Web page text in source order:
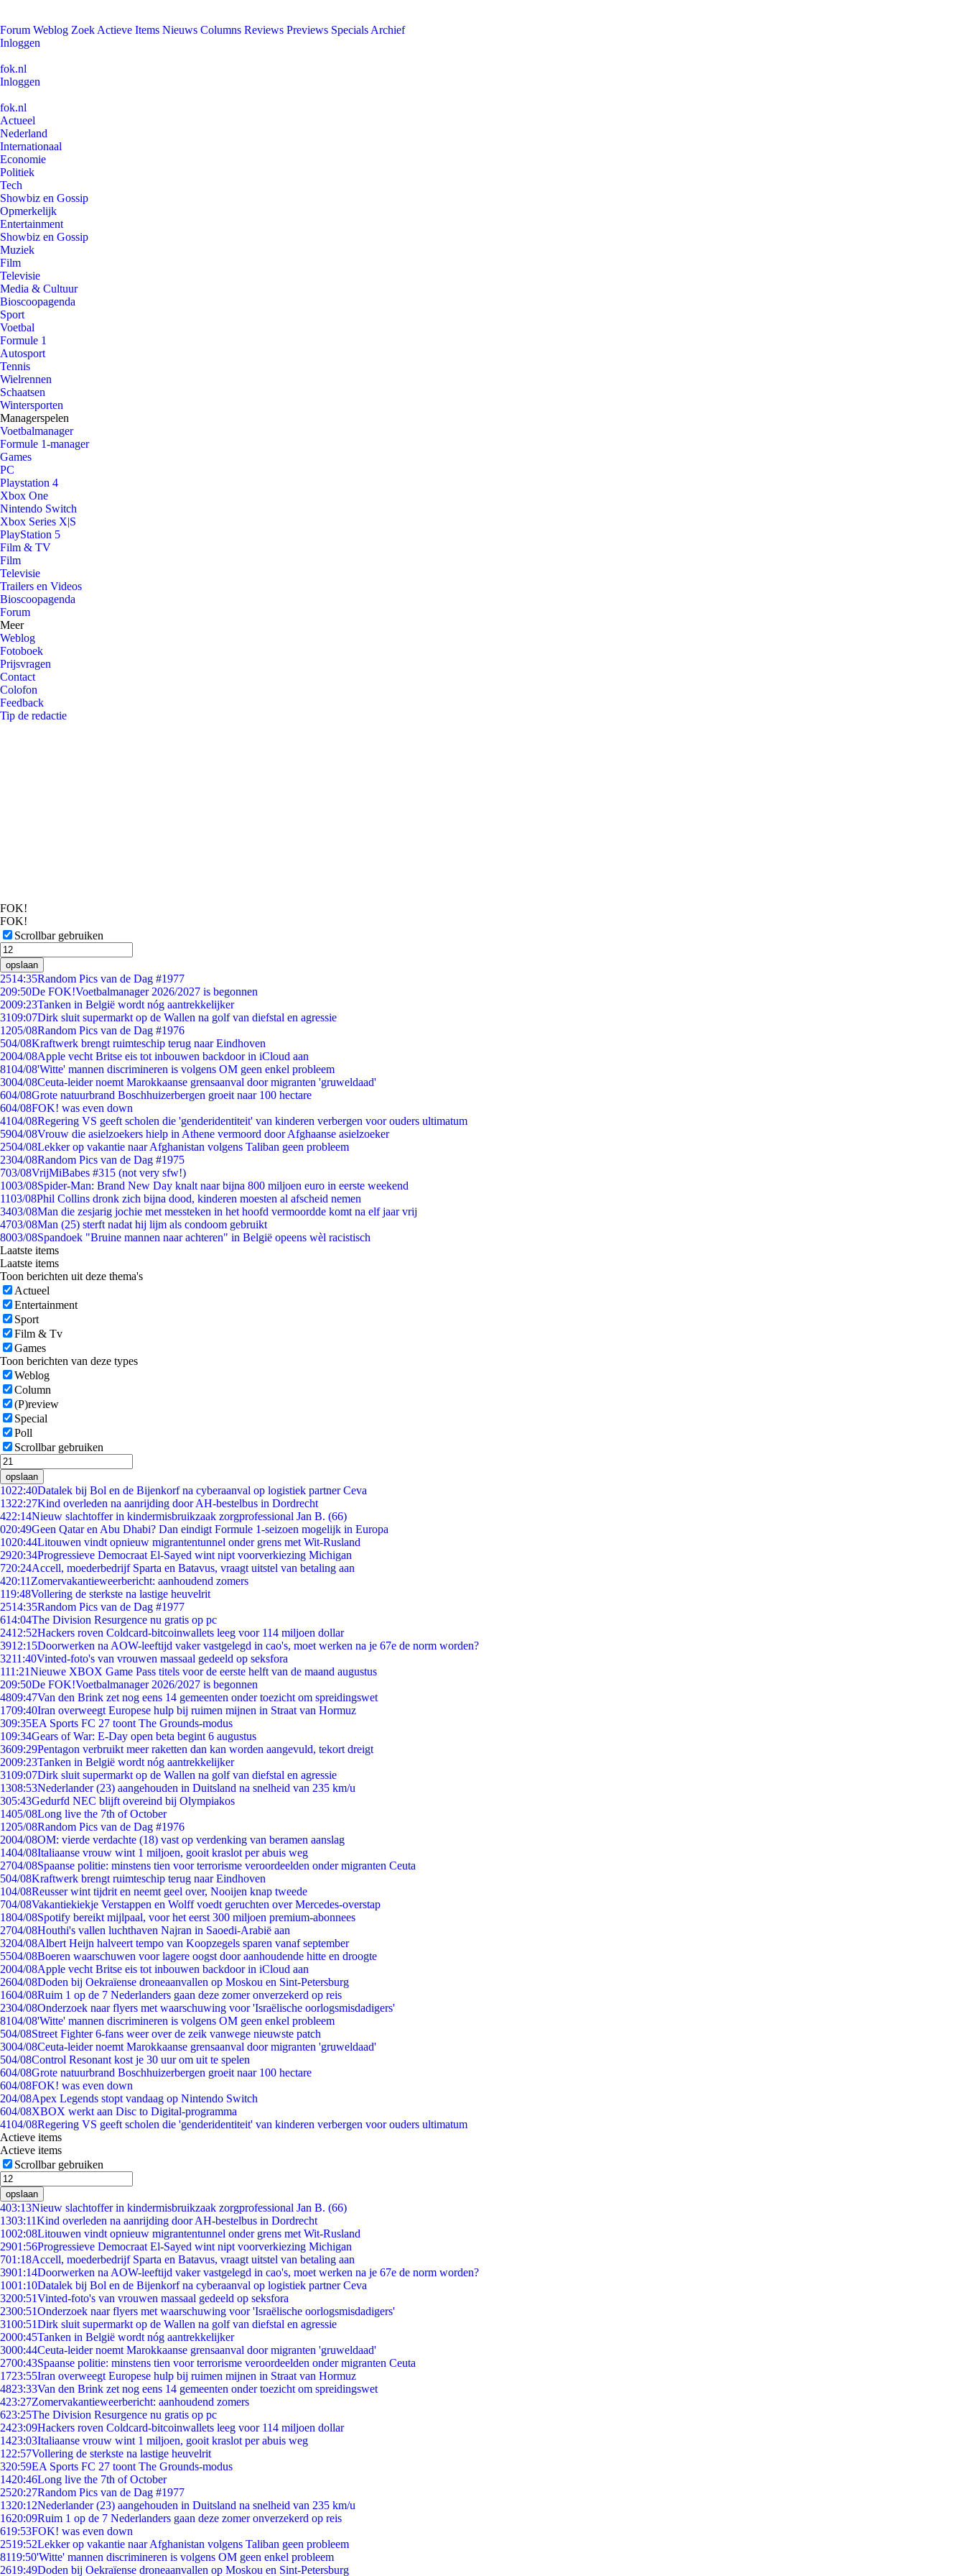
Forum Weblog Zoek Actieve Items Nieuws Columns Reviews Previews Specials Archief
Inloggen
fok.nl
Inloggen
fok.nl
Actueel
Nederland
Internationaal
Economie
Politiek
Tech
Showbiz en Gossip
Opmerkelijk
Entertainment
Showbiz en Gossip
Muziek
Film
Televisie
Media & Cultuur
Bioscoopagenda
Sport
Voetbal
Formule 1
Autosport
Tennis
Wielrennen
Schaatsen
Wintersporten
Managerspelen
Voetbalmanager
Formule 1-manager
Games
PC
Playstation 4
Xbox One
Nintendo Switch
Xbox Series X|S
PlayStation 5
Film & TV
Film
Televisie
Trailers en Videos
Bioscoopagenda
Forum
Meer
Weblog
Fotoboek
Prijsvragen
Contact
Colofon
Feedback
Tip de redactie
FOK!
FOK!
Scrollbar gebruiken
opslaan
2514:35Random Pics van de Dag #1977
209:50De FOK!Voetbalmanager 2026/2027 is begonnen
2009:23Tanken in België wordt nóg aantrekkelijker
3109:07Dirk sluit supermarkt op de Wallen na golf van diefstal en agressie
1205/08Random Pics van de Dag #1976
504/08Kraftwerk brengt ruimteschip terug naar Eindhoven
2004/08Apple vecht Britse eis tot inbouwen backdoor in iCloud aan
8104/08'Witte' mannen discrimineren is volgens OM geen enkel probleem
3004/08Ceuta-leider noemt Marokkaanse grensaanval door migranten 'gruweldaad'
604/08Grote natuurbrand Boschhuizerbergen groeit naar 100 hectare
604/08FOK! was even down
4104/08Regering VS geeft scholen die 'genderidentiteit' van kinderen verbergen voor ouders ultimatum
5904/08Vrouw die asielzoekers hielp in Athene vermoord door Afghaanse asielzoeker
2504/08Lekker op vakantie naar Afghanistan volgens Taliban geen probleem
2304/08Random Pics van de Dag #1975
703/08VrijMiBabes #315 (not very sfw!)
1003/08Spider-Man: Brand New Day knalt naar bijna 800 miljoen euro in eerste weekend
1103/08Phil Collins dronk zich bijna dood, kinderen moesten al afscheid nemen
3403/08Man die zesjarig jochie met messteken in het hoofd vermoordde komt na elf jaar vrij
4703/08Man (25) sterft nadat hij lijm als condoom gebruikt
8003/08Spandoek "Bruine mannen naar achteren" in België opeens wèl racistisch
Laatste items
Laatste items
Toon berichten uit deze thema's
Actueel
Entertainment
Sport
Film & Tv
Games
Toon berichten van deze types
Weblog
Column
(P)review
Special
Poll
Scrollbar gebruiken
opslaan
1022:40Datalek bij Bol en de Bijenkorf na cyberaanval op logistiek partner Ceva
1322:27Kind overleden na aanrijding door AH-bestelbus in Dordrecht
422:14Nieuw slachtoffer in kindermisbruikzaak zorgprofessional Jan B. (66)
020:49Geen Qatar en Abu Dhabi? Dan eindigt Formule 1-seizoen mogelijk in Europa
1020:44Litouwen vindt opnieuw migrantentunnel onder grens met Wit-Rusland
2920:34Progressieve Democraat El-Sayed wint nipt voorverkiezing Michigan
720:24Accell, moederbedrijf Sparta en Batavus, vraagt uitstel van betaling aan
420:11 Zomervakantieweerbericht: aanhoudend zomers
119:48Vollering de sterkste na lastige heuvelrit
2514:35Random Pics van de Dag #1977
614:04The Division Resurgence nu gratis op pc
2412:52Hackers roven Coldcard-bitcoinwallets leeg voor 114 miljoen dollar
3912:15Doorwerken na AOW-leeftijd vaker vastgelegd in cao's, moet werken na je 67e de norm worden?
3211:40Vinted-foto's van vrouwen massaal gedeeld op seksfora
111:21Nieuwe XBOX Game Pass titels voor de eerste helft van de maand augustus
209:50De FOK!Voetbalmanager 2026/2027 is begonnen
4809:47Van den Brink zet nog eens 14 gemeenten onder toezicht om spreidingswet
1709:40Iran overweegt Europese hulp bij ruimen mijnen in Straat van Hormuz
309:35EA Sports FC 27 toont The Grounds-modus
109:34Gears of War: E-Day open beta begint 6 augustus
3609:29Pentagon verbruikt meer raketten dan kan worden aangevuld, tekort dreigt
2009:23Tanken in België wordt nóg aantrekkelijker
3109:07Dirk sluit supermarkt op de Wallen na golf van diefstal en agressie
1308:53Nederlander (23) aangehouden in Duitsland na snelheid van 235 km/u
305:43Gedurfd NEC blijft overeind bij Olympiakos
1405/08Long live the 7th of October
1205/08Random Pics van de Dag #1976
2004/08OM: vierde verdachte (18) vast op verdenking van beramen aanslag
1404/08Italiaanse vrouw wint 1 miljoen, gooit kraslot per abuis weg
2704/08Spaanse politie: minstens tien voor terrorisme veroordeelden onder migranten Ceuta
504/08Kraftwerk brengt ruimteschip terug naar Eindhoven
104/08Reusser wint tijdrit en neemt geel over, Nooijen knap tweede
704/08Vakantiekiekje Verstappen en Wolff voedt geruchten over Mercedes-overstap
1804/08Spotify bereikt mijlpaal, voor het eerst 300 miljoen premium-abonnees
2704/08Houthi's vallen luchthaven Najran in Saoedi-Arabië aan
3204/08Albert Heijn halveert tempo van Koopzegels sparen vanaf september
5504/08Boeren waarschuwen voor lagere oogst door aanhoudende hitte en droogte
2004/08Apple vecht Britse eis tot inbouwen backdoor in iCloud aan
2604/08Doden bij Oekraïense droneaanvallen op Moskou en Sint-Petersburg
1604/08Ruim 1 op de 7 Nederlanders gaan deze zomer onverzekerd op reis
2304/08Onderzoek naar flyers met waarschuwing voor 'Israëlische oorlogsmisdadigers'
8104/08'Witte' mannen discrimineren is volgens OM geen enkel probleem
504/08Street Fighter 6-fans weer over de zeik vanwege nieuwste patch
3004/08Ceuta-leider noemt Marokkaanse grensaanval door migranten 'gruweldaad'
504/08Control Resonant kost je 30 uur om uit te spelen
604/08Grote natuurbrand Boschhuizerbergen groeit naar 100 hectare
604/08FOK! was even down
204/08Apex Legends stopt vandaag op Nintendo Switch
604/08XBOX werkt aan Disc to Digital-programma
4104/08Regering VS geeft scholen die 'genderidentiteit' van kinderen verbergen voor ouders ultimatum
Actieve items
Actieve items
Scrollbar gebruiken
opslaan
403:13Nieuw slachtoffer in kindermisbruikzaak zorgprofessional Jan B. (66)
1303:11Kind overleden na aanrijding door AH-bestelbus in Dordrecht
1002:08Litouwen vindt opnieuw migrantentunnel onder grens met Wit-Rusland
2901:56Progressieve Democraat El-Sayed wint nipt voorverkiezing Michigan
701:18Accell, moederbedrijf Sparta en Batavus, vraagt uitstel van betaling aan
3901:14Doorwerken na AOW-leeftijd vaker vastgelegd in cao's, moet werken na je 67e de norm worden?
1001:10Datalek bij Bol en de Bijenkorf na cyberaanval op logistiek partner Ceva
3200:51Vinted-foto's van vrouwen massaal gedeeld op seksfora
2300:51Onderzoek naar flyers met waarschuwing voor 'Israëlische oorlogsmisdadigers'
3100:51Dirk sluit supermarkt op de Wallen na golf van diefstal en agressie
2000:45Tanken in België wordt nóg aantrekkelijker
3000:44Ceuta-leider noemt Marokkaanse grensaanval door migranten 'gruweldaad'
2700:43Spaanse politie: minstens tien voor terrorisme veroordeelden onder migranten Ceuta
1723:55Iran overweegt Europese hulp bij ruimen mijnen in Straat van Hormuz
4823:33Van den Brink zet nog eens 14 gemeenten onder toezicht om spreidingswet
423:27Zomervakantieweerbericht: aanhoudend zomers
623:25The Division Resurgence nu gratis op pc
2423:09Hackers roven Coldcard-bitcoinwallets leeg voor 114 miljoen dollar
1423:03Italiaanse vrouw wint 1 miljoen, gooit kraslot per abuis weg
1 22:57Vollering de sterkste na lastige heuvelrit
320:59EA Sports FC 27 toont The Grounds-modus
1420:46Long live the 7th of October
2520:27Random Pics van de Dag #1977
1320:12Nederlander (23) aangehouden in Duitsland na snelheid van 235 km/u
1620:09Ruim 1 op de 7 Nederlanders gaan deze zomer onverzekerd op reis
619:53FOK! was even down
2519:52Lekker op vakantie naar Afghanistan volgens Taliban geen probleem
8119:50'Witte' mannen discrimineren is volgens OM geen enkel probleem
2619:49Doden bij Oekraïense droneaanvallen op Moskou en Sint-Petersburg